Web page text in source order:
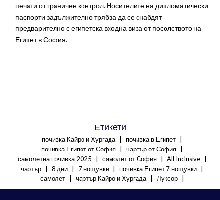
печати от граничен контрол. Носителите на дипломатически
паспорти задължително трябва да се снабдят
предварително с египетска входна виза от посолството на
Египет в София.
Етикети
почивка Кайро и Хургада | почивка в Египет |
почивка Египет от София | чартър от София |
самолетна почивка 2025 | самолет от София | All Inclusive |
чартър | 8 дни | 7 нощувки | почивка Египет 7 нощувки |
самолет | чартър Кайро и Хургада | Луксор |